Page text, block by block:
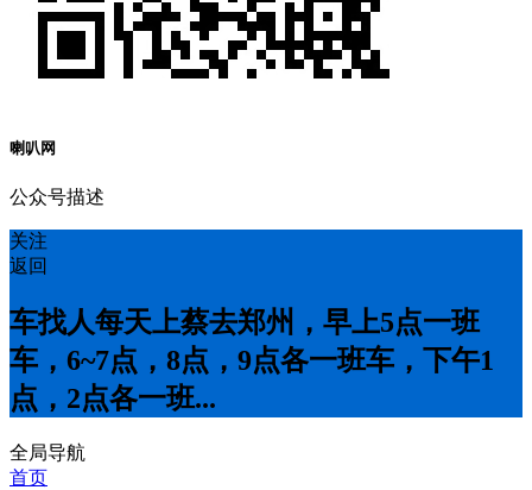
喇叭网
公众号描述
关注
返回
车找人每天上蔡去郑州，早上5点一班
车，6~7点，8点，9点各一班车，下午1
点，2点各一班...
全局导航
首页